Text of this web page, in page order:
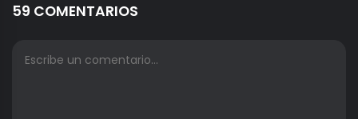
59 COMENTARIOS